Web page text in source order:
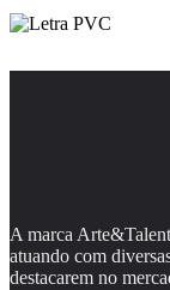
A marca
atuando com
destacarem no